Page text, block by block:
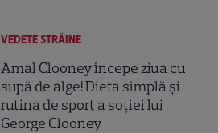
VEDETE STRĂINE
Amal Clooney începe ziua cu
supă de alge! Dieta simplă și
rutina de sport a soției lui
George Clooney